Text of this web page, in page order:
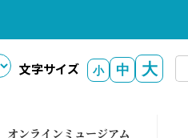
文字サイズ 小 中 大
オンラインミュージアム